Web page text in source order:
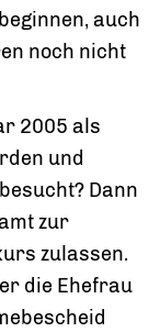
auch
noch nicht
2005 als
und
besucht? Dann
zur
zulassen.
die Ehefrau